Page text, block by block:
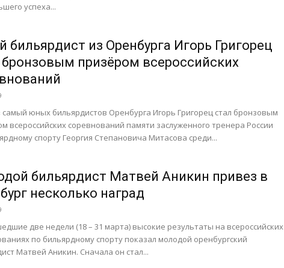
успеха...
бильярдист из Оренбурга Игорь Григорец
бронзовым призёром всероссийских
юных бильярдистов Оренбурга Игорь Григорец стал бронзовым
всероссийских соревнований памяти заслуженного тренера России
спорту Георгия Степановича Митасова среди...
бильярдист Матвей Аникин привез в
несколько наград
две недели (18 – 31 марта) высокие результаты на всероссийских
по бильярдному спорту показал молодой оренбургский
Матвей Аникин. Сначала он стал...